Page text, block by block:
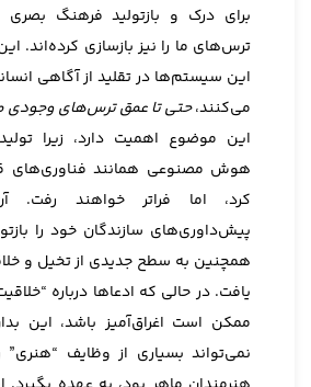
برای درک و بازتولید فرهنگ بصری
ترس‌های ما را نیز بازسازی کرده‌اند.
این سیستم‌ها در تقلید از آگاهی
می‌کنند،حتی تا عمق ترس‌های وجودی
این موضوع اهمیت دارد، زیرا
هوش مصنوعی همانند فناوری‌های
کرد، اما فراتر خواهند رفت.
پیش‌داوری‌های سازندگان خود را
همچنین به سطح جدیدی از تخیل و
یافت. در حالی که ادعاها درباره
ممکن است اغراق‌آمیز باشد، این
نمی‌تواند بسیاری از وظایف